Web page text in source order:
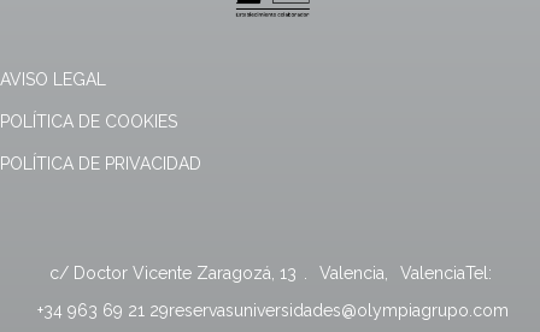
AVISO LEGAL
POLÍTICA DE COOKIES
POLÍTICA DE PRIVACIDAD
c/ Doctor Vicente Zaragozá, 13 Valencia ValenciaTel:
+34 963 69 21 29reservasuniversidades@olympiagrupo.com